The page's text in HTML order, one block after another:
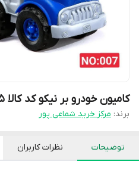
کامیون خودرو بر نیکو کد کالا ۸۱۳۵
برند: مرکز خرید شماعی پور
توضیحات نظرات کاربران